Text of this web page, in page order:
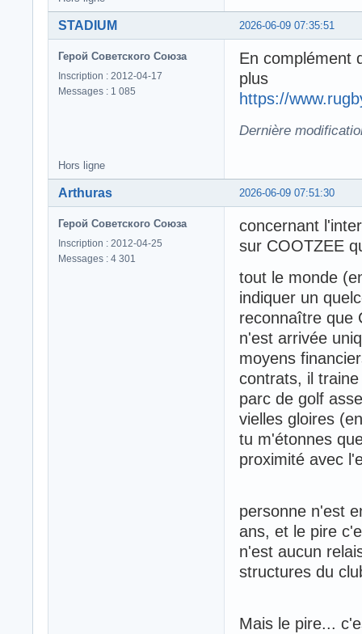
2026-06-09 07:35:51
STADIUM
Герой Советского Союза
Inscription : 2012-04-17
Messages : 1 085
En complément
plus
https://
Dernière
Hors ligne
2026-06-09 07:51:30
Arthuras
Герой Советского Союза
Inscription : 2012-04-25
Messages : 4 301
concernant
sur COOTZEE
tout le monde
indiquer un
reconnaître que
n'est arrivée
moyens
contrats, il
parc de golf
vielles gloires
tu m'étonnes
proximité avec
personne n'est
ans, et le pire
n'est aucun
structures du
Mais le pire...